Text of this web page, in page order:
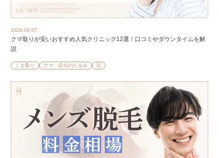
2026.08.07
クマ取りが安いおすすめ人気クリニック12選！口コミやダウンタイムを解
説
くま取り クマ・目元のたるみ 目